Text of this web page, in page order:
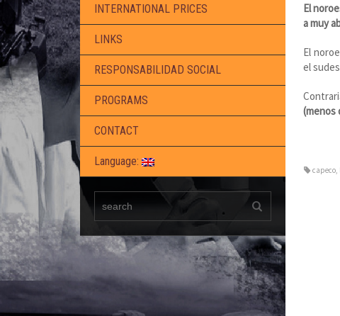
INTERNATIONAL PRICES
LINKS
RESPONSABILIDAD SOCIAL
PROGRAMS
CONTACT
Language:
El
a muy
El
el
(menos
capeco,